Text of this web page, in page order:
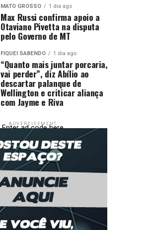
MATO GROSSO 1 dia ago
Max Russi confirma apoio a
Otaviano Pivetta na disputa
pelo Governo de MT
FIQUEI SABENDO 1 dia ago
“Quanto mais juntar porcaria,
vai perder”, diz Abílio ao
descartar palanque de
Wellington e criticar aliança
com Jayme e Riva
ADVERTISEMENT
Enter ad code here